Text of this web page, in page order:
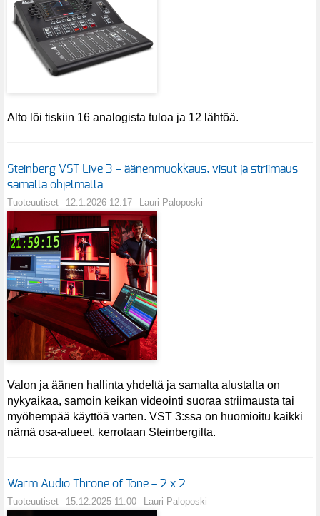
Alto löi tiskiin 16 analogista tuloa ja 12 lähtöä.
Steinberg VST Live 3 – äänenmuokkaus, visut ja striimaus
samalla ohjelmalla
Tuoteuutiset 12.1.2026 12:17 Lauri Paloposki
Valon ja äänen hallinta yhdeltä ja samalta alustalta on
nykyaikaa, samoin keikan videointi suoraa striimausta tai
myöhempää käyttöä varten. VST 3:ssa on huomioitu kaikki
nämä osa-alueet, kerrotaan Steinbergilta.
Warm Audio Throne of Tone – 2 x 2
Tuoteuutiset 15.12.2025 11:00 Lauri Paloposki